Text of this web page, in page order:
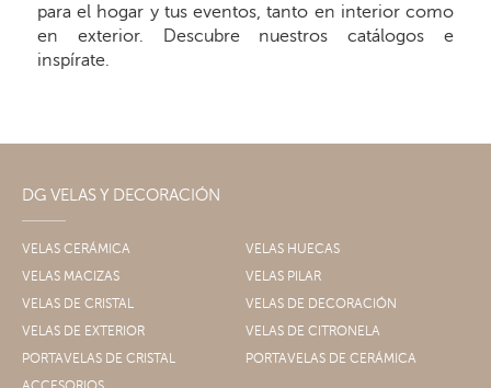
para el hogar y tus eventos, tanto en interior como
en exterior. Descubre nuestros catálogos e
inspírate.
DG VELAS Y DECORACIÓN
VELAS CERÁMICA
VELAS HUECAS
VELAS MACIZAS
VELAS PILAR
VELAS DE CRISTAL
VELAS DE DECORACIÓN
VELAS DE EXTERIOR
VELAS DE CITRONELA
PORTAVELAS DE CRISTAL
PORTAVELAS DE CERÁMICA